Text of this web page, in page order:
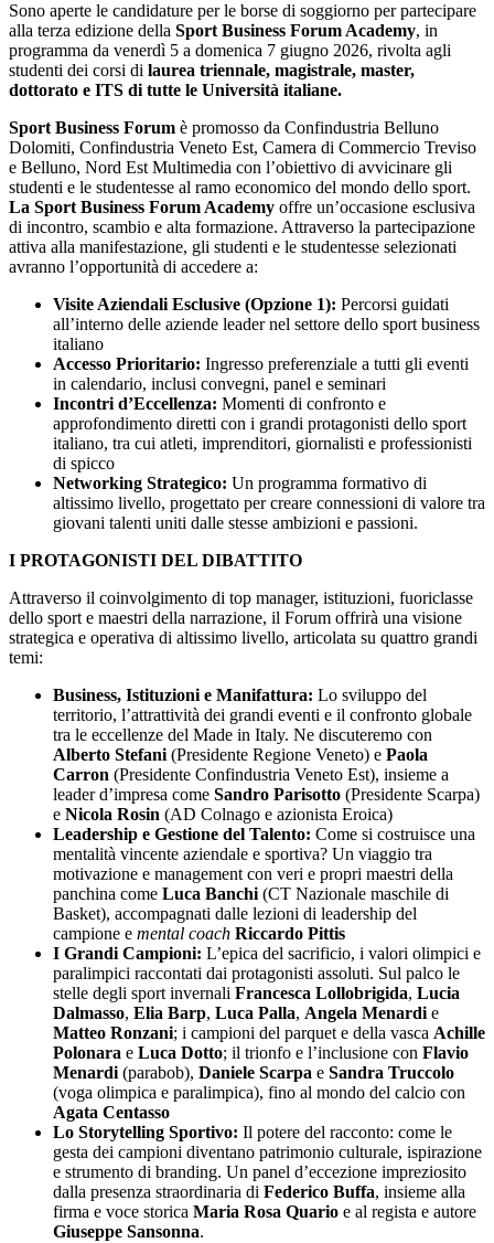
Sono aperte le candidature per le borse di soggiorno per partecipare
alla terza edizione della Sport Business Forum Academy, in
programma da venerdì 5 a domenica 7 giugno 2026, rivolta agli
studenti dei corsi di laurea triennale, magistrale, master,
dottorato e ITS di tutte le Università italiane.
Sport Business Forum è promosso da Confindustria Belluno
Dolomiti, Confindustria Veneto Est, Camera di Commercio Treviso
e Belluno, Nord Est Multimedia con l’obiettivo di avvicinare gli
studenti e le studentesse al ramo economico del mondo dello sport.
La Sport Business Forum Academy offre un’occasione esclusiva
di incontro, scambio e alta formazione. Attraverso la partecipazione
attiva alla manifestazione, gli studenti e le studentesse selezionati
avranno l’opportunità di accedere a:
Visite Aziendali Esclusive (Opzione 1): Percorsi guidati
all’interno delle aziende leader nel settore dello sport business
italiano
Accesso Prioritario: Ingresso preferenziale a tutti gli eventi
in calendario, inclusi convegni, panel e seminari
Incontri d’Eccellenza: Momenti di confronto e
approfondimento diretti con i grandi protagonisti dello sport
italiano, tra cui atleti, imprenditori, giornalisti e professionisti
di spicco
Networking Strategico: Un programma formativo di
altissimo livello, progettato per creare connessioni di valore tra
giovani talenti uniti dalle stesse ambizioni e passioni.
I PROTAGONISTI DEL DIBATTITO
Attraverso il coinvolgimento di top manager, istituzioni, fuoriclasse
dello sport e maestri della narrazione, il Forum offrirà una visione
strategica e operativa di altissimo livello, articolata su quattro grandi
temi:
Business, Istituzioni e Manifattura: Lo sviluppo del
territorio, l’attrattività dei grandi eventi e il confronto globale
tra le eccellenze del Made in Italy. Ne discuteremo con
Alberto Stefani (Presidente Regione Veneto) e Paola
Carron (Presidente Confindustria Veneto Est), insieme a
leader d’impresa come Sandro Parisotto (Presidente Scarpa)
e Nicola Rosin (AD Colnago e azionista Eroica)
Leadership e Gestione del Talento: Come si costruisce una
mentalità vincente aziendale e sportiva? Un viaggio tra
motivazione e management con veri e propri maestri della
panchina come Luca Banchi (CT Nazionale maschile di
Basket), accompagnati dalle lezioni di leadership del
campione e mental coach Riccardo Pittis
I Grandi Campioni: L’epica del sacrificio, i valori olimpici e
paralimpici raccontati dai protagonisti assoluti. Sul palco le
stelle degli sport invernali Francesca Lollobrigida, Lucia
Dalmasso, Elia Barp, Luca Palla, Angela Menardi e
Matteo Ronzani; i campioni del parquet e della vasca Achille
Polonara e Luca Dotto; il trionfo e l’inclusione con Flavio
Menardi (parabob), Daniele Scarpa e Sandra Truccolo
(voga olimpica e paralimpica), fino al mondo del calcio con
Agata Centasso
Lo Storytelling Sportivo: Il potere del racconto: come le
gesta dei campioni diventano patrimonio culturale, ispirazione
e strumento di branding. Un panel d’eccezione impreziosito
dalla presenza straordinaria di Federico Buffa, insieme alla
firma e voce storica Maria Rosa Quario e al regista e autore
Giuseppe Sansonna.